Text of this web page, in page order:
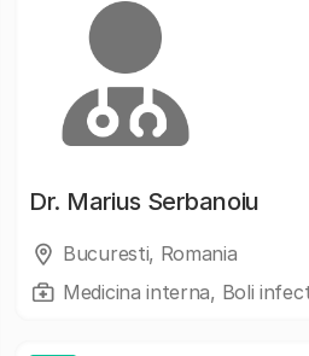
Dr. Marius Serbanoiu
Bucuresti, Romania
Medicina interna, Boli